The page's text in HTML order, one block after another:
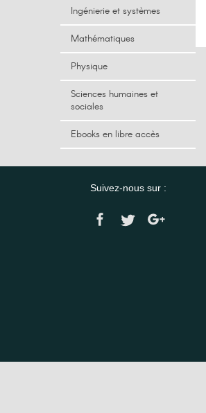
Ingénierie et systèmes
Mathématiques
Physique
Sciences humaines et
sociales
Ebooks en libre accès
Suivez-nous sur :